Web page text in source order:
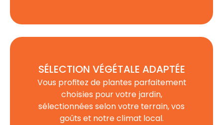
SÉLECTION VÉGÉTALE ADAPTÉE
Vous profitez de plantes parfaitement
choisies pour votre jardin,
sélectionnées selon votre terrain, vos
goûts et notre climat local.